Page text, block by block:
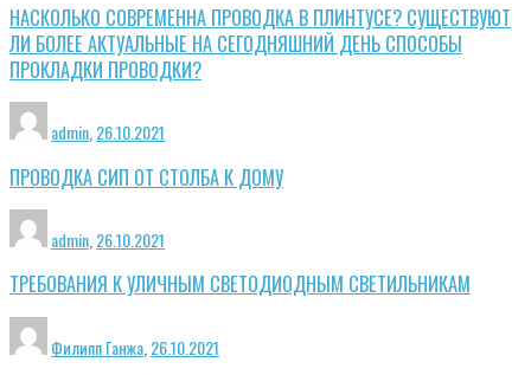
НАСКОЛЬКО СОВРЕМЕННА ПРОВОДКА В ПЛИНТУСЕ? СУЩЕСТВУЮТ
ЛИ БОЛЕЕ АКТУАЛЬНЫЕ НА СЕГОДНЯШНИЙ ДЕНЬ СПОСОБЫ
ПРОКЛАДКИ ПРОВОДКИ?
admin 26.10.2021
ПРОВОДКА СИП ОТ СТОЛБА К ДОМУ
admin 26.10.2021
ТРЕБОВАНИЯ К УЛИЧНЫМ СВЕТОДИОДНЫМ СВЕТИЛЬНИКАМ
Филипп Ганжа 26.10.2021